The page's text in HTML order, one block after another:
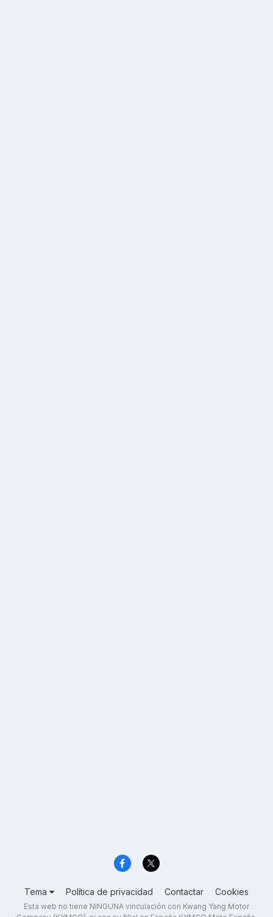
Tema Política de privacidad Contactar Cookies
Esta web no tiene NINGUNA vinculación con Kwang Yang Motor